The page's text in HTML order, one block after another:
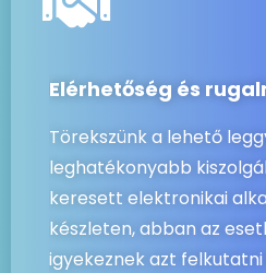
Elérhetőség és
Törekszünk a lehető
leghatékonyabb
keresett elektronikai
készleten, abban az
igyekeznek azt felkutatni